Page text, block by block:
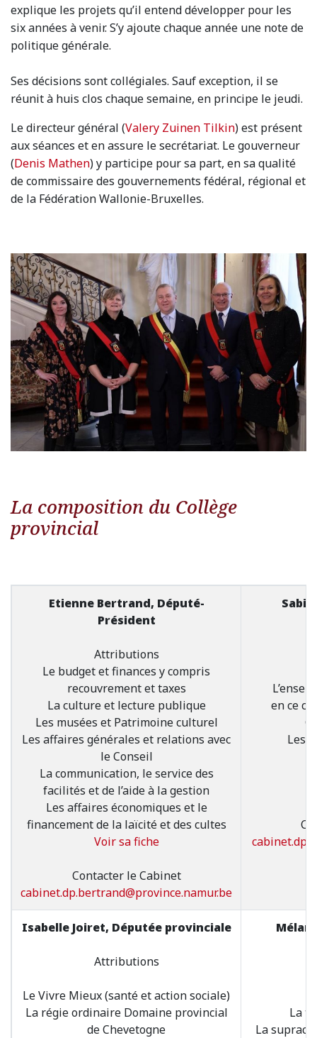
explique les projets qu’il entend développer pour les
six années à venir. S’y ajoute chaque année une note de
politique générale.
Ses décisions sont collégiales. Sauf exception, il se
réunit à huis clos chaque semaine, en principe le jeudi.
Le directeur général (Valery Zuinen Tilkin) est présent
aux séances et en assure le secrétariat. Le gouverneur
(Denis Mathen) y participe pour sa part, en sa qualité
de commissaire des gouvernements fédéral, régional et
de la Fédération Wallonie-Bruxelles.
La composition du Collège
provincial
Etienne Bertrand, Député-
Président
Attributions
Le budget et finances y compris
recouvrement et taxes
La culture et lecture publique
Les musées et Patrimoine culturel
Les affaires générales et relations avec
le Conseil
La communication, le service des
facilités et de l’aide à la gestion
Les affaires économiques et le
financement de la laïcité et des cultes
Voir sa fiche
Contacter le Cabinet
cabinet.dp.bertrand@province.namur.be
en ce
Les
Isabelle Joiret, Députée provinciale
Attributions
Le Vivre Mieux (santé et action sociale)
La régie ordinaire Domaine provincial
de Chevetogne
La
La